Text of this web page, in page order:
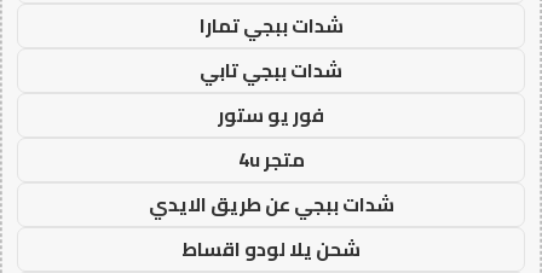
شدات ببجي تمارا
شدات ببجي تابي
فور يو ستور
متجر 4u
شدات ببجي عن طريق الايدي
شحن يلا لودو اقساط